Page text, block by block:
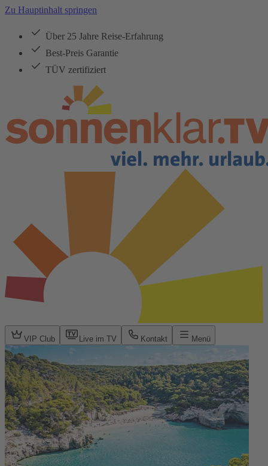
Zu Hauptinhalt springen
Über 25 Jahre Reise-Erfahrung
Best-Preis Garantie
TÜV zertifiziert
VIP Club Live im TV Kontakt Menü